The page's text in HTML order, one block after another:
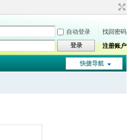
自动登录
找回密码
登录 注册账户
快捷导航